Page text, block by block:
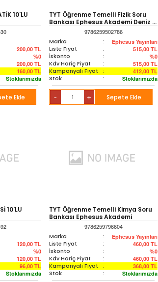
10'LU
200,00 TL
%0
200,00 TL
160,00 TL
Stoklarımızda
Ekle
TYT Öğrenme Temelli Fizik Soru
Bankası Ephesus Akademi Deniz ...
9786259502786
Marka
: Ephesus Yayınları
Liste Fiyat : 515,00 TL
İskonto : %0
Kdv Hariç Fiyat : 515,00 TL
Kampanyalı Fiyat : 412,00 TL
Stok : Stoklarımızda
- + Sepete Ekle
10'LU
120,00 TL
%0
120,00 TL
96,00 TL
Stoklarımızda
TYT Öğrenme Temelli Kimya Soru
Bankası Ephesus Akademi
9786259796604
Marka
: Ephesus Yayınları
Liste Fiyat : 460,00 TL
İskonto : %0
Kdv Hariç Fiyat : 460,00 TL
Kampanyalı Fiyat : 368,00 TL
Stok : Stoklarımızda